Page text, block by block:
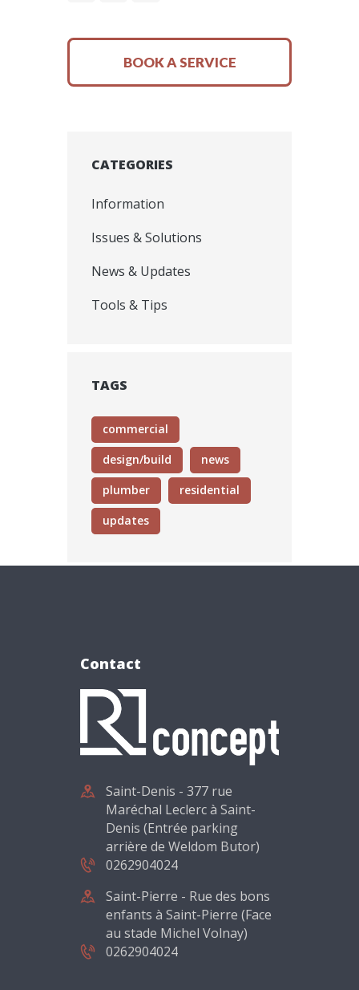
BOOK A SERVICE
CATEGORIES
Information
Issues & Solutions
News & Updates
Tools & Tips
TAGS
commercial
design/build
news
plumber
residential
updates
Contact
Saint-Denis - 377 rue
Maréchal Leclerc à Saint-
Denis (Entrée parking
arrière de Weldom Butor)
0262904024
Saint-Pierre - Rue des bons
enfants à Saint-Pierre (Face
au stade Michel Volnay)
0262904024